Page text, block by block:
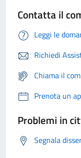
Contatta il
Leggi le
Richiedi
Chiama il
Prenota un
Problemi in
Segnala